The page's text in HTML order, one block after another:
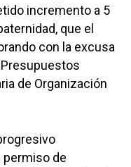
incremento a 5
que el
con la excusa
de Organización
de